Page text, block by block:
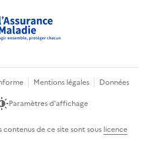
Mentions légales
Données
Paramètres d'affichage
de ce site sont sous licence